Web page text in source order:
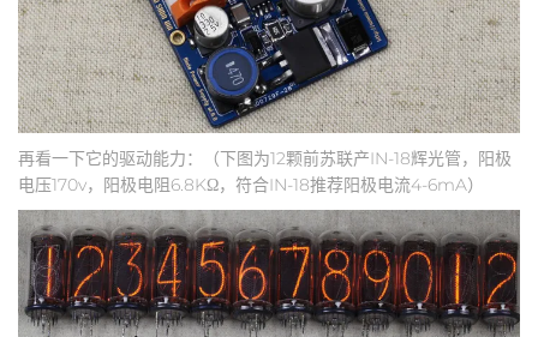
再看一下它的驱动能力：（下图为12颗前苏联产IN-18辉光管，阳极
电压170v，阳极电阻6.8KΩ，符合IN-18推荐阳极电流4-6mA）